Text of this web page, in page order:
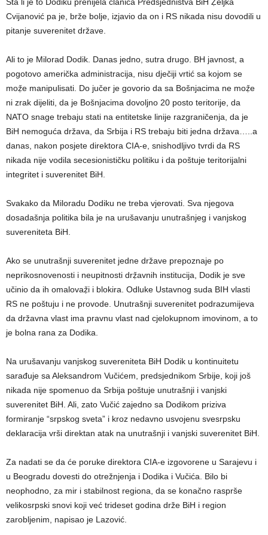
Šta li je to Dodiku prenijela članica Predsjedništva BiH Ẓ̌eljka
Cvijanović pa je, brže bolje, izjavio da on i RS nikada nisu dovodili u
pitanje suverenitet države.
Ali to je Milorad Dodik. Danas jedno, sutra drugo. BH javnost, a
pogotovo američka administracija, nisu dječiji vrtić sa kojom se
moẓ̌e manipulisati. Do jučer je govorio da sa Bošnjacima ne moẓ̌e
ni zrak dijeliti, da je Bošnjacima dovoljno 20 posto teritorije, da
NATO snage trebaju stati na entitetske linije razgraničenja, da je
BiH nemoguća država, da Srbija i RS trebaju biti jedna država…..a
danas, nakon posjete direktora CIA-e, snishodljivo tvrdi da RS
nikada nije vodila secesionističku politiku i da poštuje teritorijalni
integritet i suverenitet BiH.
Svakako da Miloradu Dodiku ne treba vjerovati. Sva njegova
dosadašnja politika bila je na urušavanju unutrašnjeg i vanjskog
suvereniteta BiH.
Ako se unutrašnji suverenitet jedne države prepoznaje po
neprikosnovenosti i neupitnosti drẓ̌avnih institucija, Dodik je sve
učinio da ih omalovaẓ̌i i blokira. Odluke Ustavnog suda BIH vlasti
RS ne poštuju i ne provode. Unutrašnji suverenitet podrazumijeva
da državna vlast ima pravnu vlast nad cjelokupnom imovinom, a to
je bolna rana za Dodika.
Na urušavanju vanjskog suvereniteta BiH Dodik u kontinuitetu
sarađuje sa Aleksandrom Vučićem, predsjednikom Srbije, koji još
nikada nije spomenuo da Srbija poštuje unutrašnji i vanjski
suverenitet BiH. Ali, zato Vučić zajedno sa Dodikom priziva
formiranje “srpskog sveta” i kroz nedavno usvojenu svesrpsku
deklaracija vrši direktan atak na unutrašnji i vanjski suverenitet BiH.
Za nadati se da će poruke direktora CIA-e izgovorene u Sarajevu i
u Beogradu dovesti do otrežnjenja i Dodika i Vučića. Bilo bi
neophodno, za mir i stabilnost regiona, da se konačno rasprše
velikosrpski snovi koji već trideset godina drže BiH i region
zarobljenim, napisao je Lazović.